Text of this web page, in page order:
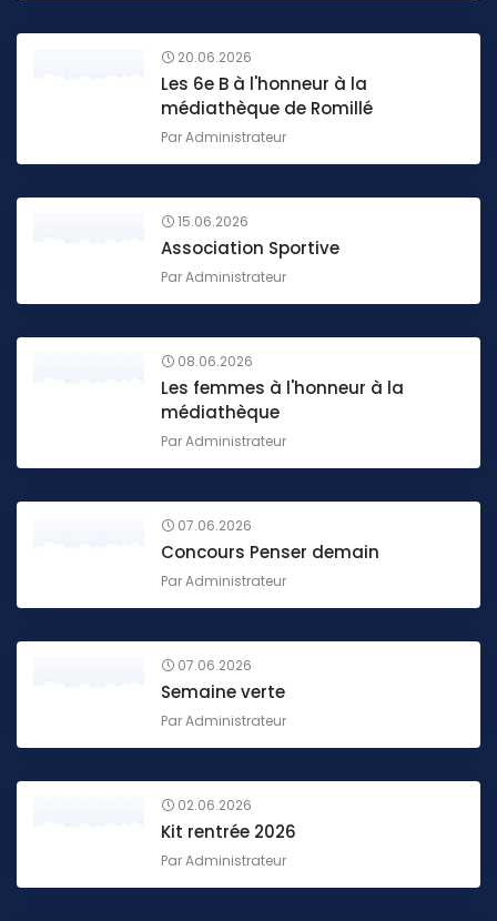
20.06.2026
Les 6e B à l'honneur à la
médiathèque de Romillé
ParAdministrateur
15.06.2026
Association Sportive
ParAdministrateur
08.06.2026
Les femmes à l'honneur à la
médiathèque
ParAdministrateur
07.06.2026
Concours Penser demain
ParAdministrateur
07.06.2026
Semaine verte
ParAdministrateur
02.06.2026
Kit rentrée 2026
ParAdministrateur